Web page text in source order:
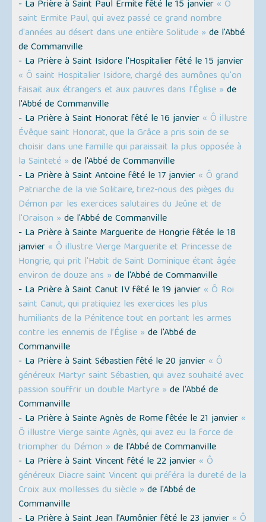
- La Prière à Saint Paul Ermite fêté le 15 janvier « Ô
saint Ermite Paul, qui avez passé ce grand nombre
d'années au désert dans une entière Solitude » de l'Abbé
de Commanville
- La Prière à Saint Isidore l'Hospitalier fêté le 15 janvier
« Ô saint Hospitalier Isidore, chargé des aumônes qu'on
faisait aux étrangers et aux pauvres dans l’Église » de
l'Abbé de Commanville
- La Prière à Saint Honorat fêté le 16 janvier « Ô illustre
Évêque saint Honorat, que la Grâce a pris soin de se
choisir dans une famille qui paraissait la plus opposée à
la Sainteté » de l'Abbé de Commanville
- La Prière à Saint Antoine fêté le 17 janvier « Ô grand
Patriarche de la vie Solitaire, tirez-nous des pièges du
Démon par les exercices salutaires du Jeûne et de
l'Oraison » de l'Abbé de Commanville
- La Prière à Sainte Marguerite de Hongrie fêtée le 18
janvier « Ô illustre Vierge Marguerite et Princesse de
Hongrie, qui prit l'Habit de Saint Dominique étant âgée
environ de douze ans » de l'Abbé de Commanville
- La Prière à Saint Canut IV fêté le 19 janvier « Ô Roi
saint Canut, qui pratiquiez les exercices les plus
humiliants de la Pénitence tout en portant les armes
contre les ennemis de l’Église » de l'Abbé de
Commanville
- La Prière à Saint Sébastien fêté le 20 janvier « Ô
généreux Martyr saint Sébastien, qui avez souhaité avec
passion souffrir un double Martyre » de l'Abbé de
Commanville
- La Prière à Sainte Agnès de Rome fêtée le 21 janvier «
Ô illustre Vierge sainte Agnès, qui avez eu la force de
triompher du Démon » de l'Abbé de Commanville
- La Prière à Saint Vincent fêté le 22 janvier « Ô
généreux Diacre saint Vincent qui préféra la dureté de la
Croix aux mollesses du siècle » de l'Abbé de
Commanville